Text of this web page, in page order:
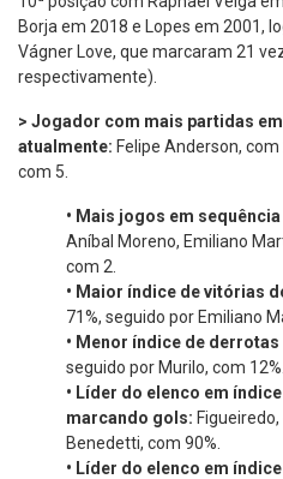
Borja em 2018 e Lopes em 2001,
Vágner Love, que marcaram 21
respectivamente).
> Jogador com mais partidas
atualmente: Felipe Anderson,
com 5.
• Mais jogos em
Aníbal Moreno, Emiliano
com 2.
• Maior índice de vitórias
71%, seguido por Emiliano
• Menor índice de derrotas
seguido por Murilo, com 12%.
• Líder do elenco em
marcando gols:
Benedetti, com 90%.
• Líder do elenco em